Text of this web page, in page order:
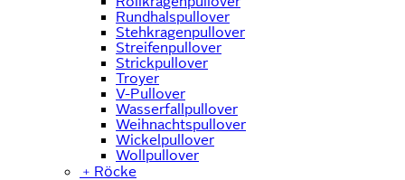
Rundhalspullover
Stehkragenpullover
Streifenpullover
Strickpullover
Troyer
V-Pullover
Wasserfallpullover
Weihnachtspullover
Wickelpullover
Wollpullover
﹢ Röcke